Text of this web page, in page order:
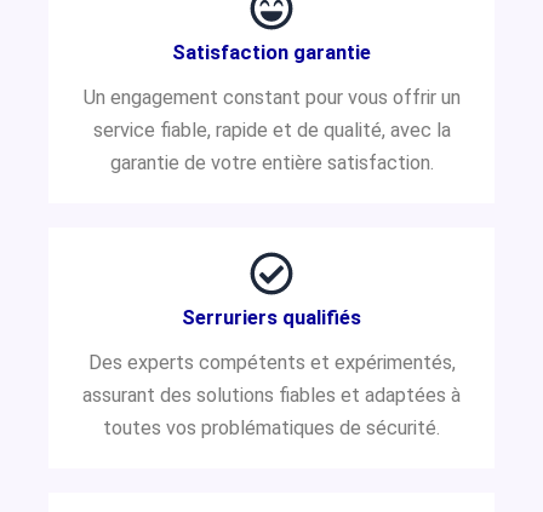
Satisfaction garantie
Un engagement constant pour vous offrir un
service fiable, rapide et de qualité, avec la
garantie de votre entière satisfaction.
Serruriers qualifiés
Des experts compétents et expérimentés,
assurant des solutions fiables et adaptées à
toutes vos problématiques de sécurité.